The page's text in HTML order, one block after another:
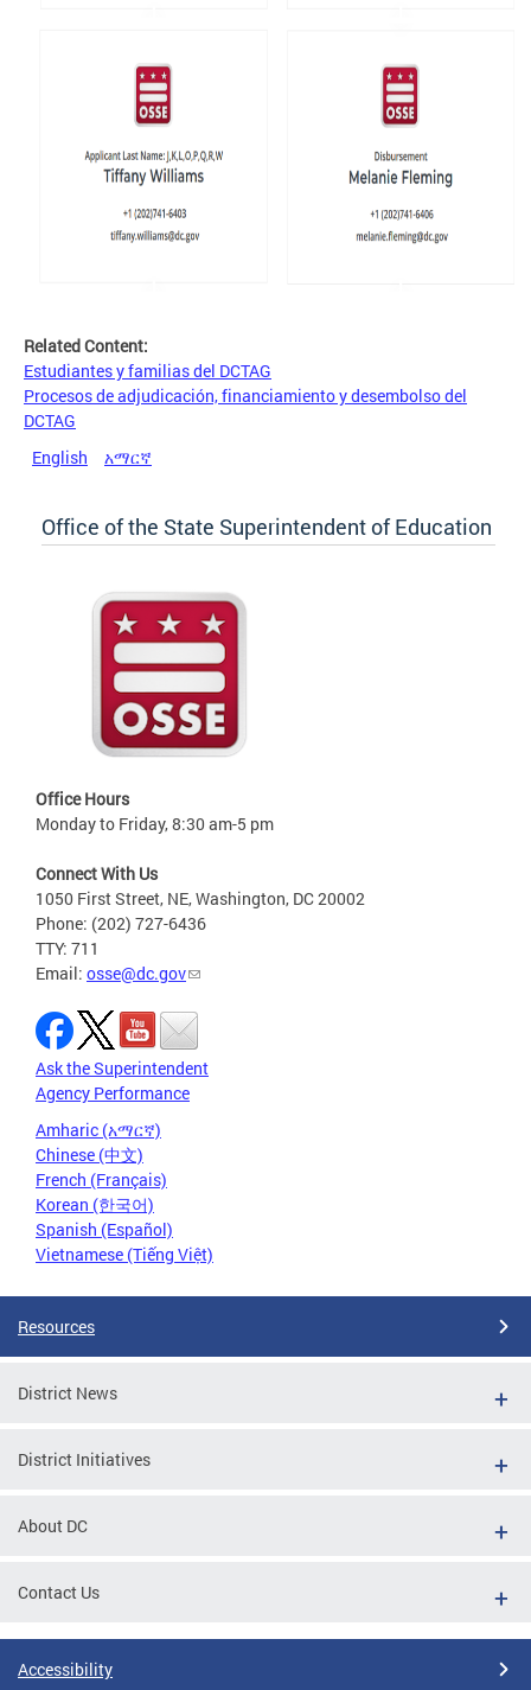
Related Content:
Estudiantes y familias del DCTAG
Procesos de adjudicación, financiamiento y desembolso del
DCTAG
English
አማርኛ
Office of the State Superintendent of Education
Office Hours
Monday to Friday, 8:30 am-5 pm
Connect With Us
1050 First Street, NE, Washington, DC 20002
Phone: (202) 727-6436
TTY: 711
Email: osse@dc.gov
Ask the Superintendent
Agency Performance
Amharic (አማርኛ)
Chinese (中文)
French (Français)
Korean (한국어)
Spanish (Español)
Vietnamese (Tiếng Việt)
Resources
District News
District Initiatives
About DC
Contact Us
Accessibility